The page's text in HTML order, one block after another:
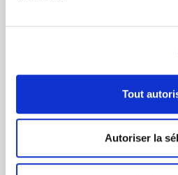
Tout
Autoriser la
Livraison
Via DPD ou
+ de 10 ans